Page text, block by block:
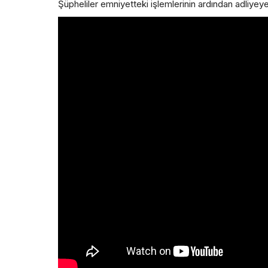
Şüpheliler emniyetteki işlemlerinin ardından